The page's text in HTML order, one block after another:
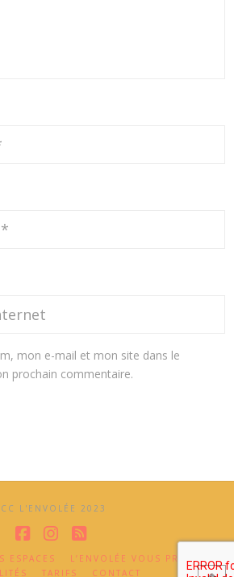
mon e-mail et mon site dans le
prochain commentaire.
CC L'ENVOLÉE 2023
Instagram
ESPACES
L’ENVOLÉE VOUS PROPOSE
TARIFS CONTACT